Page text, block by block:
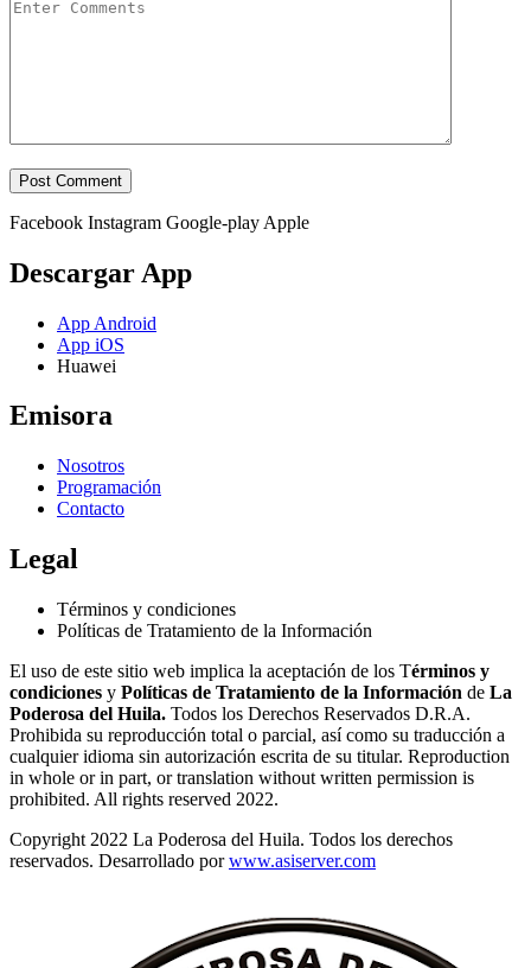
Facebook Instagram Google-play Apple
Descargar App
App Android
App iOS
Huawei
Emisora
Nosotros
Programación
Contacto
Legal
Términos y condiciones
Políticas de Tratamiento de la Información
El uso de este sitio web implica la aceptación de los Términos y
condiciones y Políticas de Tratamiento de la Información de La
Poderosa del Huila. Todos los Derechos Reservados D.R.A.
Prohibida su reproducción total o parcial, así como su traducción a
cualquier idioma sin autorización escrita de su titular. Reproduction
in whole or in part, or translation without written permission is
prohibited. All rights reserved 2022.
Copyright 2022 La Poderosa del Huila. Todos los derechos
reservados. Desarrollado porwww.asiserver.com